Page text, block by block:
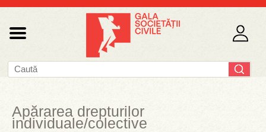
Apărarea drepturilor
individuale/colective